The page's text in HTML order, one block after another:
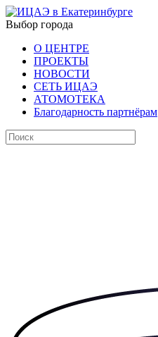
Выбор города
О ЦЕНТРЕ
ПРОЕКТЫ
НОВОСТИ
СЕТЬ ИЦАЭ
АТОМОТЕКА
Благодарность партнёрам